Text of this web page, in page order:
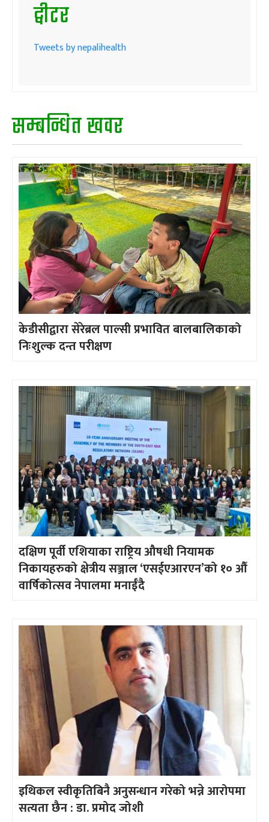
ट्वीटर
Tweets by nepalihealth
सम्बन्धित खवर
केडीसीद्वारा सेरेब्रल पाल्सी प्रभावित बालबालिकाको
निःशुल्क दन्त परीक्षण
दक्षिण पूर्वी एशियाका राष्ट्रिय औषधी नियामक
निकायहरुको क्षेत्रीय सञ्जाल ‘एसईएआरएन’को १० औँ
वार्षिकोत्सव नेपालमा मनाईँदै
इथिकल स्वीकृतिबिनै अनुसन्धान गरेको भन्ने आरोपमा
सत्यता छैन : डा. प्रमोद जोशी